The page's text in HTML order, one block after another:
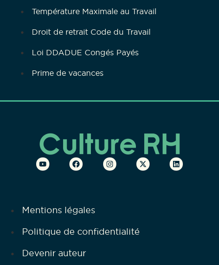
Température Maximale au Travail
Droit de retrait Code du Travail
Loi DDADUE Congés Payés
Prime de vacances
Mentions légales
Politique de confidentialité
Devenir auteur